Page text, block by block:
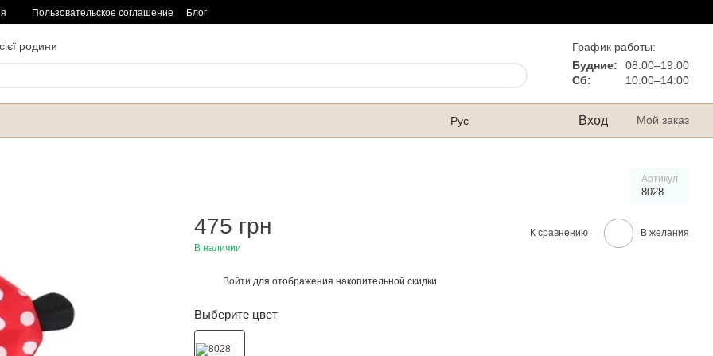
Пользовательское соглашение Блог
родини
График работы:
Будние:
08:00–19:00
Сб:
10:00–14:00
Рус Вход Мой заказ
Артикул
8028
475 грн
В наличии
К сравнению В желания
Войти для отображения накопительной скидки
Выберите цвет